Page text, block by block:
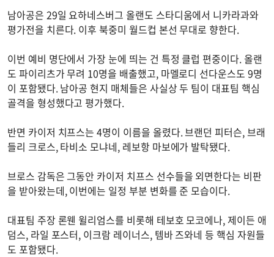
남아공은 29일 요하네스버그 올랜도 스타디움에서 니카라과와
평가전을 치른다. 이후 북중미 월드컵 본선 무대로 향한다.
이번 예비 명단에서 가장 눈에 띄는 건 특정 클럽 편중이다. 올랜
도 파이리츠가 무려 10명을 배출했고, 마멜로디 선다운스도 9명
이 포함됐다. 남아공 현지 매체들은 사실상 두 팀이 대표팀 핵심
골격을 형성했다고 평가했다.
반면 카이저 치프스는 4명이 이름을 올렸다. 브랜던 피터슨, 브래
들리 크로스, 타비소 모냐네, 레보항 마보에가 발탁됐다.
브로스 감독은 그동안 카이저 치프스 선수들을 외면한다는 비판
을 받아왔는데, 이번에는 일정 부분 변화를 준 모습이다.
대표팀 주장 론웬 윌리엄스를 비롯해 테보호 모코에나, 제이든 애
덤스, 라일 포스터, 이크람 레이너스, 템바 즈와네 등 핵심 자원들
도 포함됐다.